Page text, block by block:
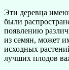
Эти деревца
были
появлению
из семян, может
исходных
лучших плодов